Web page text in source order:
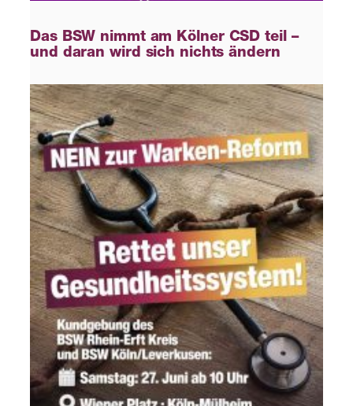
Das BSW nimmt am Kölner CSD teil –
und daran wird sich nichts ändern